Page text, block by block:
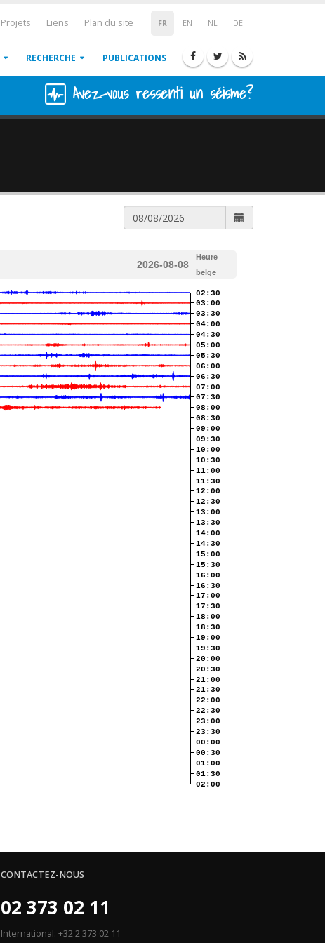
FR EN NL DE
Projets Liens Plan du site
RECHERCHE PUBLICATIONS
Avez-vous ressenti un séisme?
2026-08-08
Heure
belge
02:30
03:00
03:30
04:00
04:30
05:00
05:30
06:00
06:30
07:00
07:30
08:00
08:30
09:00
09:30
10:00
10:30
11:00
11:30
12:00
12:30
13:00
13:30
14:00
14:30
15:00
15:30
16:00
16:30
17:00
17:30
18:00
18:30
19:00
19:30
20:00
20:30
21:00
21:30
22:00
22:30
23:00
23:30
00:00
00:30
01:00
01:30
02:00
CONTACTEZ-NOUS
02 373 02 11
International: +32 2 373 02 11